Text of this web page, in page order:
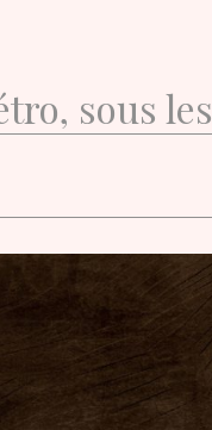
sous les